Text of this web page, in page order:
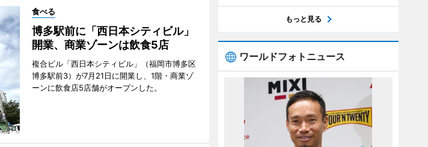
食べる
博多駅前に「西日本シティビル」
開業、商業ゾーンは飲食5店
複合ビル「西日本シティビル」（福岡市博多区
博多駅前3）が7月21日に開業し、1階・商業ゾ
ーンに飲食店5店舗がオープンした。
もっと見る
ワールドフォトニュース